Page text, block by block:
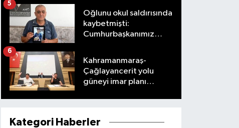
Oğlunu okul saldırısında
kaybetmişti:
Cumhurbaşkanımız
5
Kahramanmaraş-
Çağlayancerit yolu
güneyi imar planı
6
Kategori Haberler